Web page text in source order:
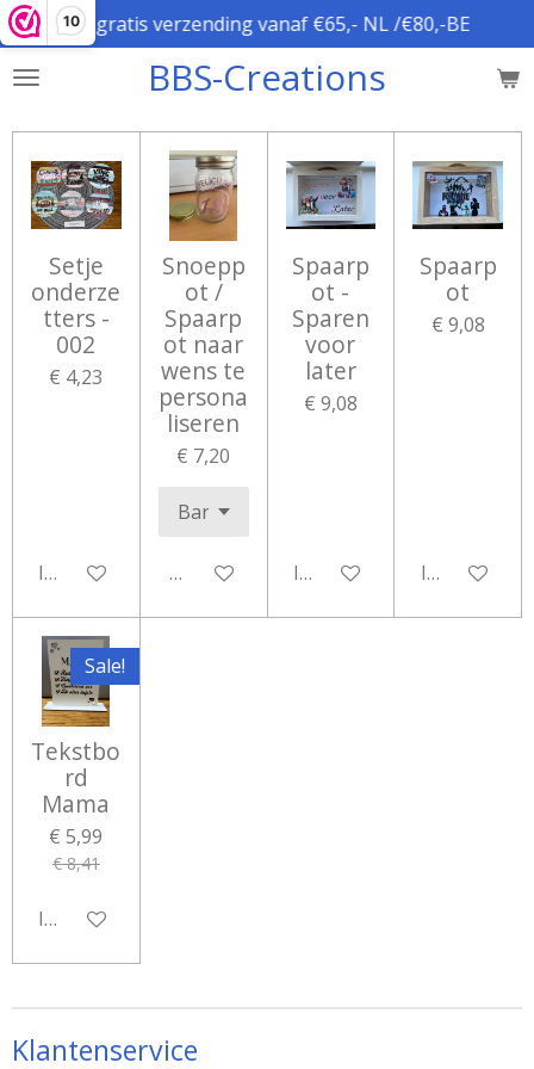
10
Ga
direct
naar
hoofdinhoud
BBS-Creations
gratis verzending vanaf €65,- NL /€80,-BE
Setje
onderze
tters -
002
€ 4,23
In winkelwagen
Snoepp
ot /
Spaarp
ot naar
wens te
persona
liseren
€ 7,20
Bekijk details
Spaarp
ot -
Sparen
voor
later
€ 9,08
In winkelwagen
Spaarp
ot
€ 9,08
In
Sale!
Tekstbo
rd
Mama
€ 5,99
€ 8,41
In winkelwagen
Klantenservice